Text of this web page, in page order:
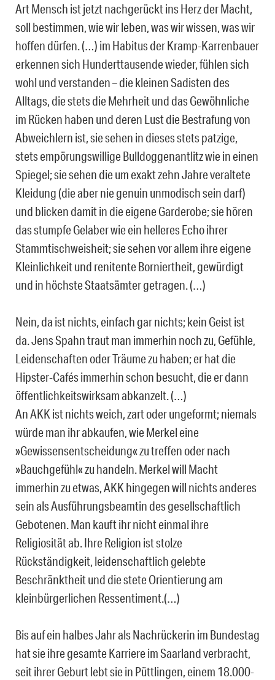
Art Mensch ist jetzt nachgerückt ins Herz der Macht,
soll bestimmen, wie wir leben, was wir wissen, was wir
hoffen dürfen. (…) im Habitus der Kramp-Karrenbauer
erkennen sich Hunderttausende wieder, fühlen sich
wohl und verstanden – die kleinen Sadisten des
Alltags, die stets die Mehrheit und das Gewöhnliche
im Rücken haben und deren Lust die Bestrafung von
Abweichlern ist, sie sehen in dieses stets patzige,
stets empörungswillige Bulldoggenantlitz wie in einen
Spiegel; sie sehen die um exakt zehn Jahre veraltete
Kleidung (die aber nie genuin unmodisch sein darf)
und blicken damit in die eigene Garderobe; sie hören
das stumpfe Gelaber wie ein helleres Echo ihrer
Stammtischweisheit; sie sehen vor allem ihre eigene
Kleinlichkeit und renitente Borniertheit, gewürdigt
und in höchste Staatsämter getragen. (…)
Nein, da ist nichts, einfach gar nichts; kein Geist ist
da. Jens Spahn traut man immerhin noch zu, Gefühle,
Leidenschaften oder Träume zu haben; er hat die
Hipster-Cafés immerhin schon besucht, die er dann
öffentlichkeitswirksam abkanzelt. (…)
An AKK ist nichts weich, zart oder ungeformt; niemals
würde man ihr abkaufen, wie Merkel eine
»Gewissensentscheidung« zu treffen oder nach
»Bauchgefühl« zu handeln. Merkel will Macht
immerhin zu etwas, AKK hingegen will nichts anderes
sein als Ausführungsbeamtin des gesellschaftlich
Gebotenen. Man kauft ihr nicht einmal ihre
Religiosität ab. Ihre Religion ist stolze
Rückständigkeit, leidenschaftlich gelebte
Beschränktheit und die stete Orientierung am
kleinbürgerlichen Ressentiment.(…)
Bis auf ein halbes Jahr als Nachrückerin im Bundestag
hat sie ihre gesamte Karriere im Saarland verbracht,
seit ihrer Geburt lebt sie in Püttlingen, einem 18.000-